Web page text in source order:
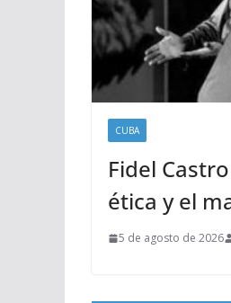
CUBA
Fidel
ética y el
5 de agosto de 2026